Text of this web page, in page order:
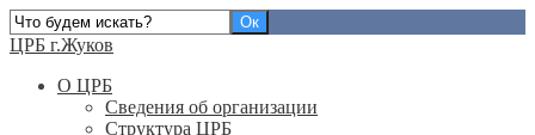
ЦРБ г.Жуков
О ЦРБ
Сведения об организации
Структура ЦРБ